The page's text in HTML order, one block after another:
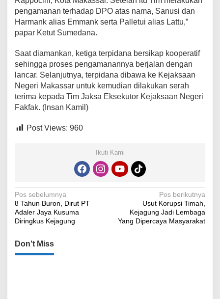
pengamanan terhadap DPO atas nama, Sanusi dan
Harmank alias Emmank serta Palletui alias Lattu,”
papar Ketut Sumedana.
Saat diamankan, ketiga terpidana bersikap kooperatif
sehingga proses pengamanannya berjalan dengan
lancar. Selanjutnya, terpidana dibawa ke Kejaksaan
Negeri Makassar untuk kemudian dilakukan serah
terima kepada Tim Jaksa Eksekutor Kejaksaan Negeri
Fakfak. (Insan Kamil)
Post Views: 960
Ikuti Kami
Navigasi
pos
Pos sebelumnya
8 Tahun Buron, Dirut PT
Adaler Jaya Kusuma
Diringkus Kejagung
Pos berikutnya
Usut Korupsi Timah,
Kejagung Jadi Lembaga
Yang Dipercaya Masyarakat
Don't Miss